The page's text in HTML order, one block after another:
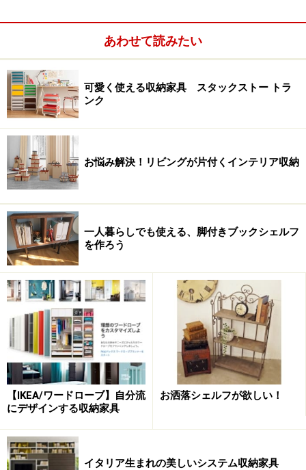
あわせて読みたい
可愛く使える収納家具 スタックストー トラ
ンク
お悩み解決！リビングが片付くインテリア収納
一人暮らしでも使える、脚付きブックシェルフ
を作ろう
【IKEA/ワードローブ】自分流
にデザインする収納家具
お洒落シェルフが欲しい！
イタリア生まれの美しいシステム収納家具